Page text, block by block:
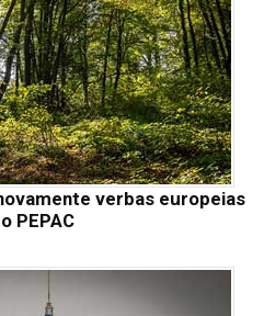
verbas europeias
PEPAC